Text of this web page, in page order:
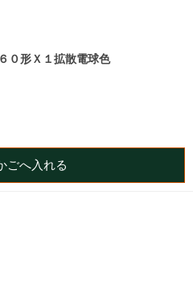
０形Ｘ１拡散電球色
ごへ入れる